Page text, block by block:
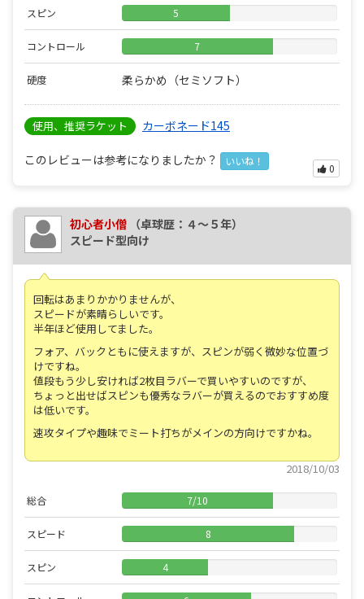
スピン 5
コントロール 7
硬度 柔らかめ（セミソフト）
使用、推奨ラケット カーボネード145
このレビューは参考になりましたか？ いいね！
0
初心者小僧 （卓球歴：４～５年）
スピード型向け
回転はあまりかかりませんが、
スピードが素晴らしいです。
半年ほど使用してました。
フォア、バックともに使えますが、スピンが弱く微妙な位置づ
けですね。
値段もう少し安ければ2枚目ラバーで買いやすいのですが、
ちょっと出せばスピンも優秀なラバーが買えるのでおすすめ度
は低いです。
速攻タイプや趣味でミート打ちがメインの方向けですかね。
2018/10/03
総合 7/10
スピード 8
スピン 4